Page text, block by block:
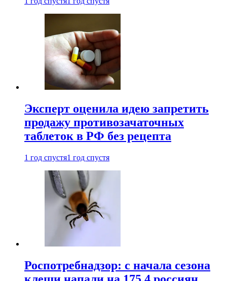
Эксперт оценила идею запретить
продажу противозачаточных
таблеток в РФ без рецепта
1 год спустя1 год спустя
Роспотребнадзор: с начала сезона